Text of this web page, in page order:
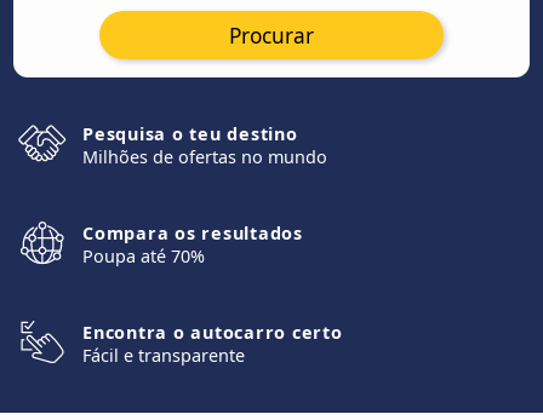
Procurar
Pesquisa o teu destino
Milhões de ofertas no mundo
Compara os resultados
Poupa até 70%
Encontra o autocarro certo
Fácil e transparente